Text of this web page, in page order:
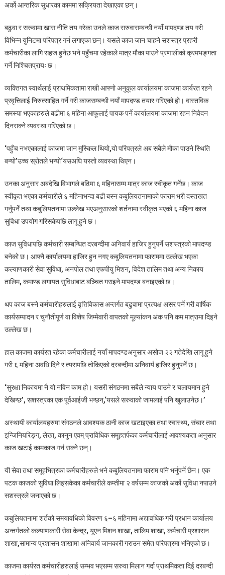
भयो
काजसम्बन्धी
नयाँ
अर्को आन्तरिक सुधारका काममा सक्रियता देखाएका छन्।
बढुवा र सरुवामा खास नीति तय गरेका उनले काज सरुवासम्बन्धी नयाँ मापदण्ड तय गरी
विभिन्न युनिटमा परिपत्र गर्न लगाएका छन्। यसले काज जान चाहने सशस्त्र प्रहरी
कर्मचारीका लागि सहज हुनेछ भने पहुँचमा रहेकाले मात्र मौका पाउने प्रणालीको क्रमभङ्गता
गर्ने निश्चितप्रायः छ।
व्यक्तिगत स्वार्थलाई प्राथमिकतामा राखी आफ्नो अनुकूल कार्यालयमा काजमा कार्यरत रहने
प्रवृत्तिलाई निरुत्साहित गर्ने गरी काजसम्बन्धी नयाँ मापदण्ड तयार गरिएको हो। वास्तविक
समस्या भएकाहरुले बढीमा ६ महिना आफूलाई पायक पर्ने कार्यालयमा काजमा रहन निवेदन
दिनसक्ने व्यवस्था गरिएको छ।
‘पहुँच नभएकालाई काजमा जान मुस्किल थियो,यो परिपत्रले अब सबैले मौका पाउने स्थिति
बन्यो’उच्च स्रोतले भन्यो‘यसअघि यस्तो व्यवस्था थिएन।
उनका अनुसार अबदेखि विभागले बढिमा ६ महिनासम्म मात्र काज स्वीकृत गर्नेछ। काज
स्वीकृत भएका कर्मचारीले ६ महिनाभन्दा बढी बस्न कबुलियतनामाको फाराम भरी दस्तखत
गर्नुपर्ने तथा कबुलियतनामा उल्लेख भएअनुसारको शर्तनामा स्वीकृत भएको ६ महिना काज
सुविधा उपयोग गरिसकेपछि लागू हुने छ।
काज सुविधापछि कर्मचारी सम्बन्धित दरबन्दीमा अनिवार्य हाजिर हुनुपर्ने सशस्त्रको मापदण्ड
बनेको छ। आफ्नै कार्यालयमा हाजिर हुन नगए कबुलियतनामा फाराममा उल्लेख भएका
कल्याणकारी सेवा सुविधा, अनपोल तथा एफपीयु मिशन, विदेश तालिम तथा अन्य निकाय
तालिम, कमाण्ड लगायत सुविधाबाट बञ्चित गराइने मापदण्ड बनाइएको छ।
थप काज बस्ने कर्मचारीहरुलाई वृत्तिविकास अन्तर्गत बढुवामा प्रत्यक्ष असर पर्ने गरी वार्षिक
कार्यसम्पादन र चुनौतीपूर्ण वा विशेष जिम्मेवारी वापतको मूल्यांकन अंक पनि कम मात्रामा दिइने
उल्लेख छ।
हाल काजमा कार्यरत रहेका कर्मचारीलाई नयाँ मापदण्डअनुसार असोज २२ गतेदेखि लागू हुने
गरी ६ महिना अवधि दिने र त्यसपछि तोकिएको दरबन्दीमा अनिवार्य हाजिर हुनुपर्ने छ।
‘सुरक्षा निकायमा नै यो नविन काम हो। यसरी संगठनमा सबैले न्याय पाउने र चलायमान हुने
देखिन्छ’, सशस्त्रका एक पूर्वआईजी भन्छन्,‘यसले सरुवाको जामलाई पनि खुलाउनेछ।’
अस्थायी कार्यालयहरुमा संगठनले आवश्यक ठानी काज खटाइएका तथा स्वास्थ्य, संचार तथा
इन्जिनियरिङ्ग, लेखा, कानुन एवम् प्राविधिक समूहतर्फका कर्मचारीलाई आवश्यकता अनुसार
काज खटाई कामकाज गर्न सक्ने छन्।
यी सेवा तथा समूहभित्रका कर्मचारीहरुले भने कबुलियतनामा फाराम पनि भर्नुपर्ने छैन। एक
पटक काजको सुविधा लिइसकेका कर्मचारीले कम्तीमा २ वर्षसम्म काजको अर्को सुविधा नपाउने
सशस्त्रले जनाएको छ।
कबुलियतनामा शर्तको समयावधिको विवरण ६–६ महिनामा अद्यावधिक गरी प्रधान कार्यालय
अन्तर्गतको कल्याणकारी सेवा केन्द्र, यूएन मिशन शाखा, तालिम शाखा, कर्मचारी प्रशासन
शाखा,सामान्य प्रशासन शाखामा अनिवार्य जानकारी गराउन समेत परिपत्रमा भनिएको छ।
काजमा कार्यरत कर्मचारीहरुलाई सम्भव भएसम्म सरुवा मिलान गर्दा प्राथमिकता दिई दरबन्दी